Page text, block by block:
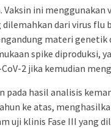
Vaksin ini
dilemahkan dari virus flu
materi genetik
spike diproduksi,
CoV-2 jika kemudian
pada hasil analisis
ke atas,
uji klinis Fase III yang